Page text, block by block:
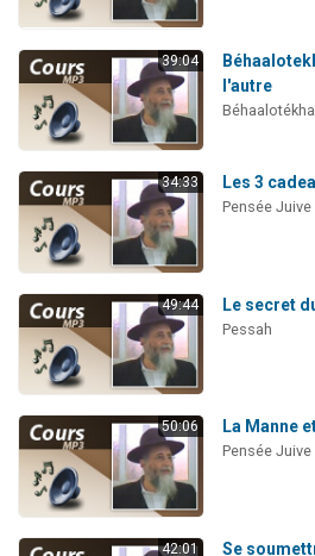
39:04
l'autre
Béhaalotékha
34:33 Les 3
Pensée Juive
49:44 Le secret
Pessah
50:06 La Manne
Pensée Juive
42:01
Se